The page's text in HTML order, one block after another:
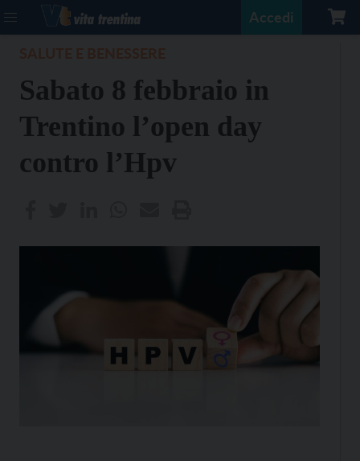
Accedi
Sabato 8 febbraio in
Trentino l’open day
contro l’Hpv